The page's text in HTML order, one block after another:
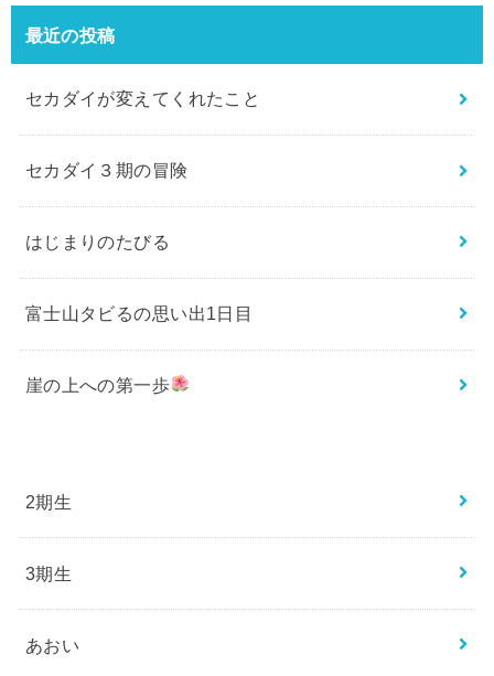
最近の投稿
セカダイが変えてくれたこと
セカダイ３期の冒険
はじまりのたびる
富士山タビるの思い出1日目
崖の上への第一歩
2期生
3期生
あおい